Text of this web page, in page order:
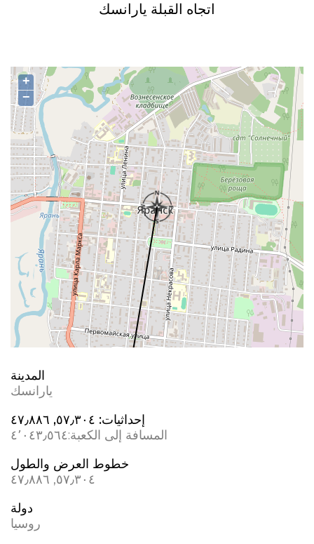
اتجاه القبلة يارانسك
+
−
المدينة
يارانسك
إحداثيات: ٥٧٫٣٠٤, ٤٧٫٨٨٦
المسافة إلى الكعبة:٤٬٠٤٣٫٥٦٤
خطوط العرض والطول
٥٧٫٣٠٤, ٤٧٫٨٨٦
دولة
روسيا